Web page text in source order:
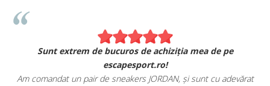
Sunt extrem de bucuros de achiziția mea de pe
escapesport.ro!
Am comandat un pair de sneakers JORDAN, și sunt cu adevărat